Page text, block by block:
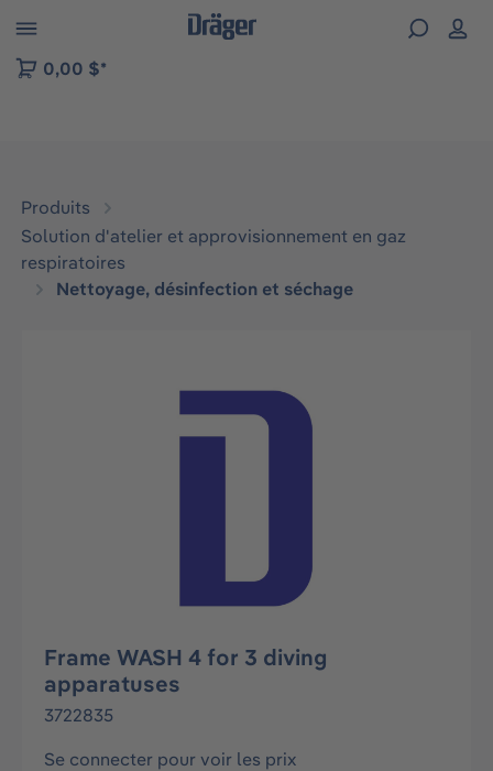
to B2B platform navigation
0,00 $*
Produits
Solution d'atelier et approvisionnement en gaz
respiratoires
Nettoyage, désinfection et séchage
Ignorer la galerie d'images
Frame WASH 4 for 3 diving
apparatuses
3722835
Se connecter pour voir les prix